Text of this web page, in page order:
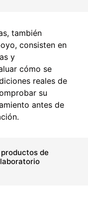
también
consisten en
y
cómo se
reales de
su
antes de
de